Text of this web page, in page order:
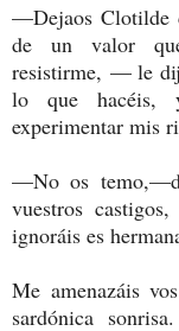
—Dejaos Clotilde
de un valor
resistirme, — le
lo que hacéis,
experimentar mis
—No os
vuestros
ignoráis es
Me amenazáis
sardónica